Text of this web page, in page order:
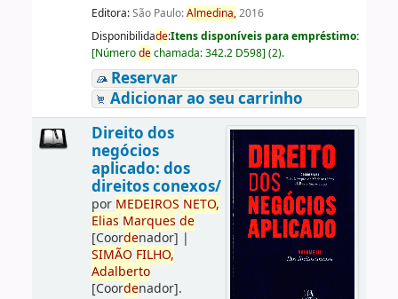
Editora:São Paulo:Almedina,2016
Disponibilidade:Itens disponíveis para empréstimo:
[Númerodechamada:342.2 D598] (2).
Reservar
Adicionar ao seu carrinho
Direito dos
negócios
aplicado: dos
direitos conexos/
por MEDEIROS NETO,
Elias Marques de
[Coordenador] |
SIMÃO FILHO,
Adalberto
[Coordenador].